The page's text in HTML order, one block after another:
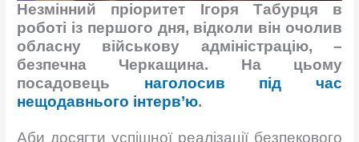
Незмінний пріоритет Ігоря Табурця в
роботі із першого дня, відколи він очолив
обласну військову адміністрацію, –
безпечна Черкащина. На цьому
посадовець наголосив під час
нещодавнього інтерв’ю.
Аби досягти успішної реалізації безпекового